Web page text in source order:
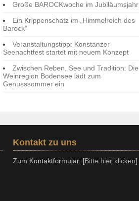
Große BAROCKwoche im Jubiläumsjahr
Ein Krippenschatz im „Himmelreich des
Barock“
Veranstaltungstipp: Konstanzer
Seenachtfest startet mit neuem Konzept
Zwischen Reben, See und Tradition: Die
Weinregion Bodensee lädt zum
Genusssommer ein
Kontakt zu uns
Zum Kontaktformular. [Bitte hier klicken]